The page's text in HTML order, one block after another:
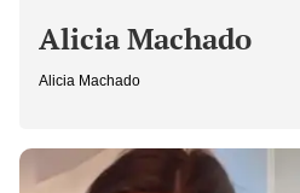
Alicia Machado
Alicia Machado